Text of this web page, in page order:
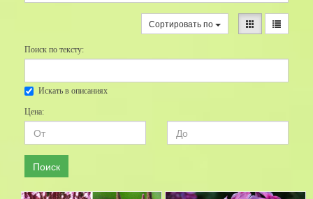
Сортировать по
Поиск по тексту:
Искать в описаниях
Цена:
Поиск